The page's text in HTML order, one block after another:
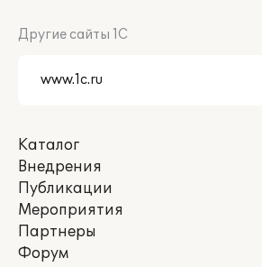
Другие сайты 1С
Каталог
Внедрения
Публикации
Мероприятия
Партнеры
Форум